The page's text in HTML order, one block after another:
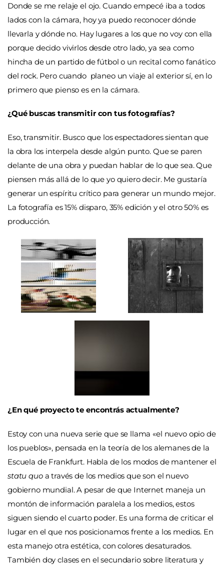
Donde se me relaje el ojo. Cuando empecé iba a todos
lados con la cámara, hoy ya puedo reconocer dónde
llevarla y dónde no. Hay lugares a los que no voy con ella
porque decido vivirlos desde otro lado, ya sea como
hincha de un partido de fútbol o un recital como fanático
del rock. Pero cuando planeo un viaje al exterior sí, en lo
primero que pienso es en la cámara.
¿Qué buscas transmitir con tus fotografías?
Eso, transmitir. Busco que los espectadores sientan que
la obra los interpela desde algún punto. Que se paren
delante de una obra y puedan hablar de lo que sea. Que
piensen más allá de lo que yo quiero decir. Me gustaría
generar un espíritu crítico para generar un mundo mejor.
La fotografía es 15% disparo, 35% edición y el otro 50% es
producción.
¿En qué proyecto te encontrás actualmente?
Estoy con una nueva serie que se llama «el nuevo opio de
los pueblos», pensada en la teoría de los alemanes de la
Escuela de Frankfurt. Habla de los modos de mantener el
statu quoa través de los medios que son el nuevo
gobierno mundial. A pesar de que Internet maneja un
montón de información paralela a los medios, estos
siguen siendo el cuarto poder. Es una forma de criticar el
lugar en el que nos posicionamos frente a los medios. En
esta manejo otra estética, con colores desaturados.
También doy clases en el secundario sobre literatura y